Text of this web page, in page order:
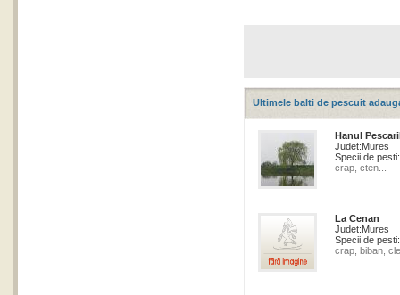
Ultimele balti de pescuit
Hanul
Judet:Mures
Specii de pesti:
crap, cten...
La Cenan
Judet:Mures
Specii de pesti:
crap, biban,